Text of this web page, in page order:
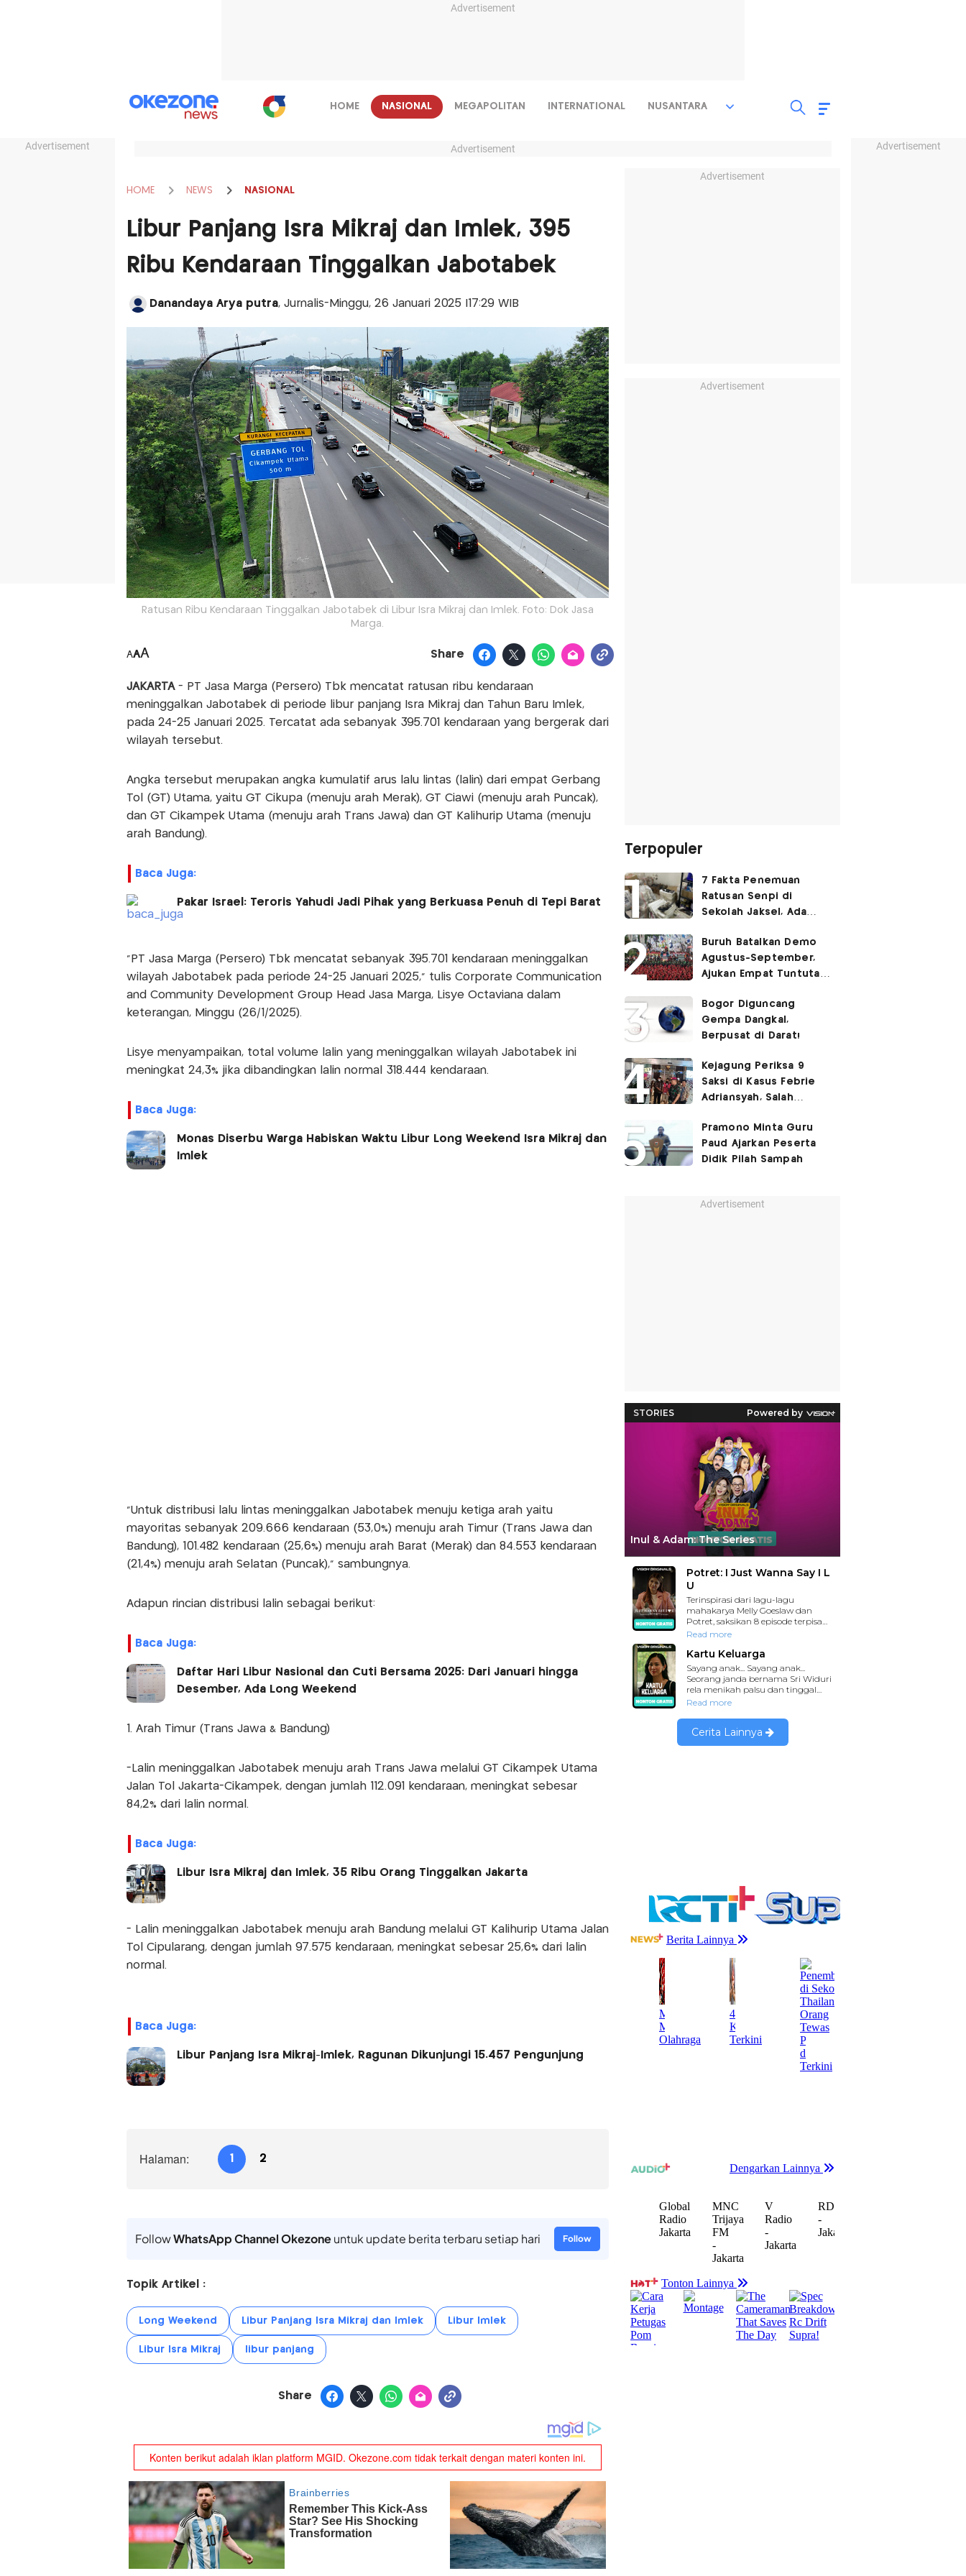
Advertisement
Advertisement Advertisement
HOME NASIONAL MEGAPOLITAN INTERNATIONAL NUSANTARA
Advertisement
HOME NEWS NASIONAL
Libur Panjang Isra Mikraj dan Imlek, 395
Ribu Kendaraan Tinggalkan Jabotabek
Danandaya Arya putra, Jurnalis-Minggu, 26 Januari 2025 |17:29 WIB
Ratusan Ribu Kendaraan Tinggalkan Jabotabek di Libur Isra Mikraj dan Imlek. Foto: Dok Jasa
Marga.
AAA Share
JAKARTA - PT Jasa Marga (Persero) Tbk mencatat ratusan ribu kendaraan
meninggalkan Jabotabek di periode libur panjang Isra Mikraj dan Tahun Baru Imlek,
pada 24-25 Januari 2025. Tercatat ada sebanyak 395.701 kendaraan yang bergerak dari
wilayah tersebut.
Angka tersebut merupakan angka kumulatif arus lalu lintas (lalin) dari empat Gerbang
Tol (GT) Utama, yaitu GT Cikupa (menuju arah Merak), GT Ciawi (menuju arah Puncak),
dan GT Cikampek Utama (menuju arah Trans Jawa) dan GT Kalihurip Utama (menuju
arah Bandung).
Baca Juga:
Pakar Israel: Teroris Yahudi Jadi Pihak yang Berkuasa Penuh di Tepi Barat
"PT Jasa Marga (Persero) Tbk mencatat sebanyak 395.701 kendaraan meninggalkan
wilayah Jabotabek pada periode 24-25 Januari 2025," tulis Corporate Communication
and Community Development Group Head Jasa Marga, Lisye Octaviana dalam
keterangan, Minggu (26/1/2025).
Lisye menyampaikan, total volume lalin yang meninggalkan wilayah Jabotabek ini
meningkat 24,3% jika dibandingkan lalin normal 318.444 kendaraan.
Baca Juga:
Monas Diserbu Warga Habiskan Waktu Libur Long Weekend Isra Mikraj dan
Imlek
"Untuk distribusi lalu lintas meninggalkan Jabotabek menuju ketiga arah yaitu
mayoritas sebanyak 209.666 kendaraan (53,0%) menuju arah Timur (Trans Jawa dan
Bandung), 101.482 kendaraan (25,6%) menuju arah Barat (Merak) dan 84.553 kendaraan
(21,4%) menuju arah Selatan (Puncak)," sambungnya.
Adapun rincian distribusi lalin sebagai berikut:
Baca Juga:
Daftar Hari Libur Nasional dan Cuti Bersama 2025: Dari Januari hingga
Desember, Ada Long Weekend
1. Arah Timur (Trans Jawa & Bandung)
-Lalin meninggalkan Jabotabek menuju arah Trans Jawa melalui GT Cikampek Utama
Jalan Tol Jakarta-Cikampek, dengan jumlah 112.091 kendaraan, meningkat sebesar
84,2% dari lalin normal.
Baca Juga:
Libur Isra Mikraj dan Imlek, 35 Ribu Orang Tinggalkan Jakarta
- Lalin meninggalkan Jabotabek menuju arah Bandung melalui GT Kalihurip Utama Jalan
Tol Cipularang, dengan jumlah 97.575 kendaraan, meningkat sebesar 25,6% dari lalin
normal.
Baca Juga:
Libur Panjang Isra Mikraj-Imlek, Ragunan Dikunjungi 15.457 Pengunjung
Halaman: 1 2
FollowWhatsApp Channel Okezoneuntuk update berita terbaru setiap hari Follow
Topik Artikel :
Long Weekend Libur Panjang Isra Mikraj dan Imlek Libur Imlek
Libur Isra Mikraj libur panjang
Share
Advertisement
Advertisement
Terpopuler
7 Fakta Penemuan
Ratusan Senpi di
Sekolah Jaksel, Ada
Ruang Bunker
Buruh Batalkan Demo
Agustus-September,
Ajukan Empat Tuntutan
Bogor Diguncang
Gempa Dangkal,
Berpusat di Darat!
Kejagung Periksa 9
Saksi di Kasus Febrie
Adriansyah, Salah
Pramono Minta Guru
Paud Ajarkan Peserta
Didik Pilah Sampah
Advertisement